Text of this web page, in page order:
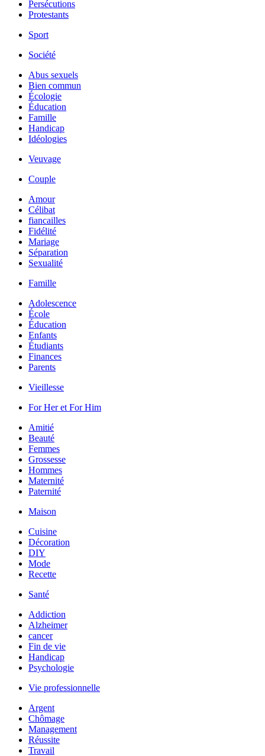
Persécutions
Protestants
Sport
Société
Abus sexuels
Bien commun
Écologie
Éducation
Famille
Handicap
Idéologies
Veuvage
Couple
Amour
Célibat
fiancailles
Fidélité
Mariage
Séparation
Sexualité
Famille
Adolescence
École
Éducation
Enfants
Étudiants
Finances
Parents
Vieillesse
For Her et For Him
Amitié
Beauté
Femmes
Grossesse
Hommes
Maternité
Paternité
Maison
Cuisine
Décoration
DIY
Mode
Recette
Santé
Addiction
Alzheimer
cancer
Fin de vie
Handicap
Psychologie
Vie professionnelle
Argent
Chômage
Management
Réussite
Travail